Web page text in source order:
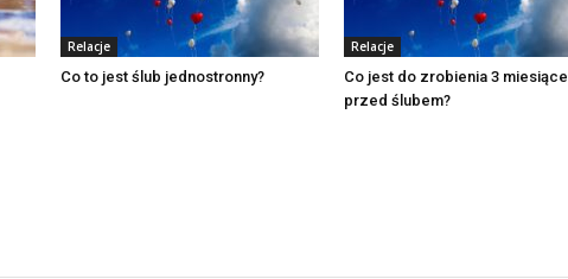
Relacje
Co to jest ślub jednostronny?
Relacje
Co jest do zrobienia 3 miesiące
przed ślubem?